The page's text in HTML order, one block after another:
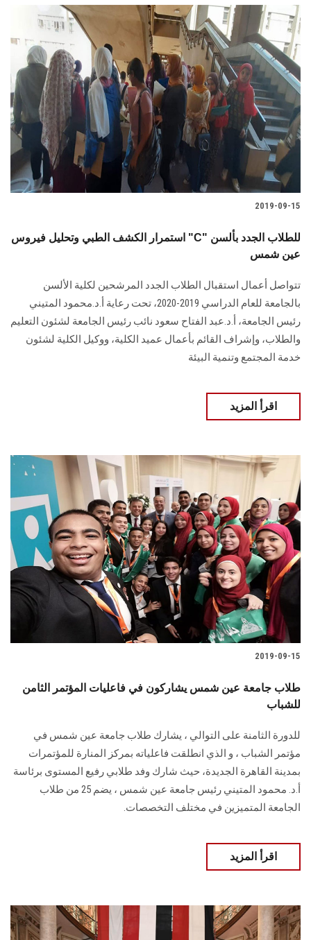
سجل الان
2019-09-15
استمرار الكشف الطبي وتحليل فيروس "C" للطلاب الجدد بألسن
عين شمس
تتواصل أعمال استقبال الطلاب الجدد المرشحين لكلية الألسن
بالجامعة للعام الدراسي 2019-2020، تحت رعاية أ.د.محمود المتيني
رئيس الجامعة، أ.د.عبد الفتاح سعود نائب رئيس الجامعة لشئون التعليم
والطلاب، وإشراف القائم بأعمال عميد الكلية، ووكيل الكلية لشئون
خدمة المجتمع وتنمية البيئة
اقرأ المزيد
2019-09-15
طلاب جامعة عين شمس يشاركون في فاعليات المؤتمر الثامن
للشباب
للدورة الثامنة على التوالي ، يشارك طلاب جامعة عين شمس في
مؤتمر الشباب ، و الذي انطلقت فاعلياته بمركز المنارة للمؤتمرات
بمدينة القاهرة الجديدة، حيث شارك وفد طلابي رفيع المستوى برئاسة
أ.د. محمود المتيني رئيس جامعة عين شمس ، يضم 25 من طلاب
الجامعة المتميزين في مختلف التخصصات.
اقرأ المزيد